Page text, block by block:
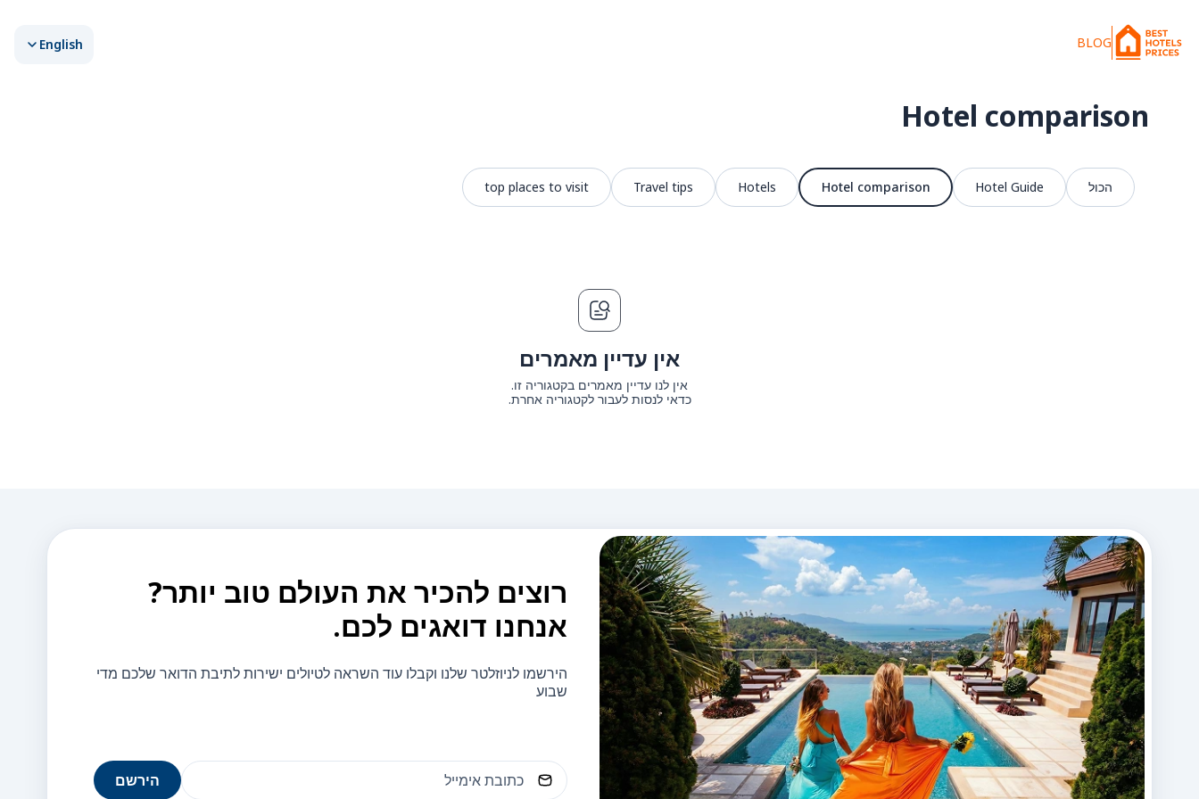
BLOG
English
Hotel comparison
הכול Hotel Guide
Hotel comparison
Hotels
Travel tips
top places to visit
אין עדיין מאמרים
אין לנו עדיין מאמרים בקטגוריה זו.
כדאי לנסות לעבור לקטגוריה אחרת.
רוצים להכיר את העולם טוב יותר?
אנחנו דואגים לכם.
הירשמו לניוזלטר שלנו וקבלו עוד השראה לטיולים ישירות לתיבת הדואר שלכם מדי
שבוע
כתובת אימייל הירשם